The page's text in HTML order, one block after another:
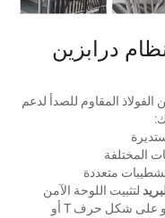
درابزين
المقاوم للصدأ لدعم
المختلفة
متعددة
لتثبيت اللوحة الآمن
للتركيبات القائمة الزاوية أو على شكل حرف T أو